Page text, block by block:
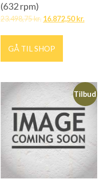
(632 rpm)
23.498,75kr. 16.872,50kr.
GÅ TIL SHOP
Tilbud